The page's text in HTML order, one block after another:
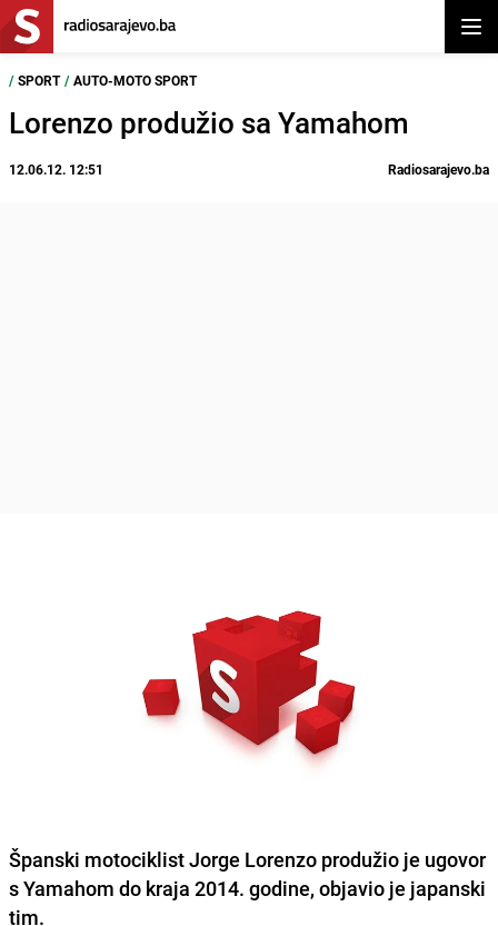
/ SPORT / AUTO-MOTO SPORT
Lorenzo produžio sa Yamahom
12.06.12. 12:51 Radiosarajevo.ba
Španski motociklistJorge Lorenzo produžio je ugovor
sYamahom do kraja 2014. godine, objavio je japanski
tim.